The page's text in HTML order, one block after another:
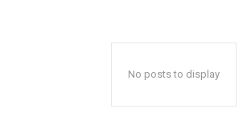
No posts to display